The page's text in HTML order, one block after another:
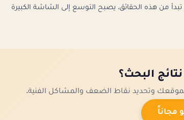
من هذه الحقائق، يصبح التوسع إلى الشاشة الكبيرة
البحث؟